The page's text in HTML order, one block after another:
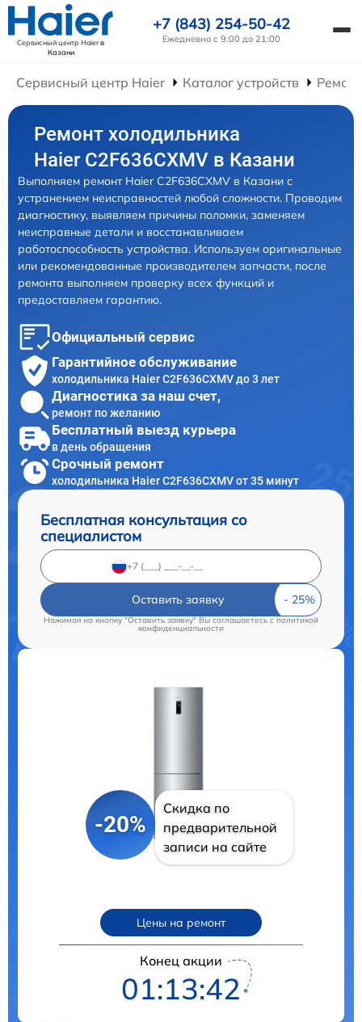
Сервисный центр Haierв
Казани
+7 (843) 254-50-42
Ежедневно с 9:00 до 21:00
Сервисный центр Haier Каталог устройств
Ремонт холодильника
Haier C2F636CXMV в Казани
Выполняем ремонт Haier C2F636CXMV в Казани с
устранением неисправностей любой сложности. Проводим
диагностику, выявляем причины поломки, заменяем
неисправные детали и восстанавливаем
работоспособность устройства. Используем оригинальные
или рекомендованные производителем запчасти, после
ремонта выполняем проверку всех функций и
предоставляем гарантию.
Официальный сервис
Гарантийное обслуживание
холодильника Haier C2F636CXMV до 3 лет
Диагностика за наш счет,
ремонт по желанию
Бесплатный выезд курьера
в день обращения
Срочный ремонт
холодильника Haier C2F636CXMV от 35 минут
Бесплатная консультация со
специалистом
Оставить заявку
Нажимая на кнопку "Оставить заявку" Вы соглашаетесь cполитикой
конфиденциальности
-20%
Скидка по
предварительной
записи на сайте
Цены на ремонт
Конец акции
01:13:41